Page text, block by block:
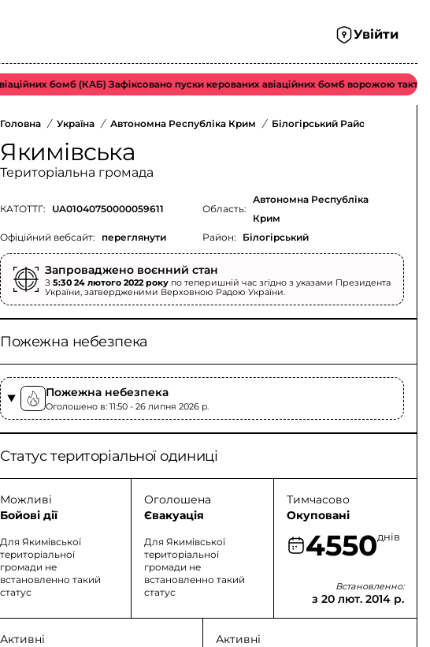
Увійти
бомб (КАБ) Зафіксовано пуски керованих авіаційних бомб ворожою
Головна / Україна / Автономна Республіка Крим / Білогірський Район
Якимівська
Територіальна громада
КАТОТТГ: UA01040750000059611
Офіційний вебсайт: переглянути
Область:
Автономна Республіка
Крим
Район:
Білогірський
Запроваджено воєнний стан
З5:30 24 лютого 2022 року по теперишній час згідно з указами Президента
України, затвердженими Верховною Радою України.
Пожежна небезпека
Пожежна небезпека
Оголошено в: 11:50 - 26 липня 2026 p.
Статус територіальної одиниці
Можливі
Бойові дії
Для Якимівської
територіальної
громади не
встановленно такий
статус
Оголошена
Євакуація
Для Якимівської
територіальної
громади не
встановленно такий
статус
Тимчасово
Окуповані
4550днів
Встановленно:
з 20 лют. 2014 р.
Активні
Активні